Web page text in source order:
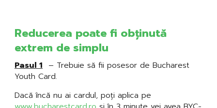
Reducerea poate fi obținută
extrem de simplu
Pasul 1 – Trebuie să fii posesor de Bucharest
Youth Card.
Dacă încă nu ai cardul, poți aplica pe